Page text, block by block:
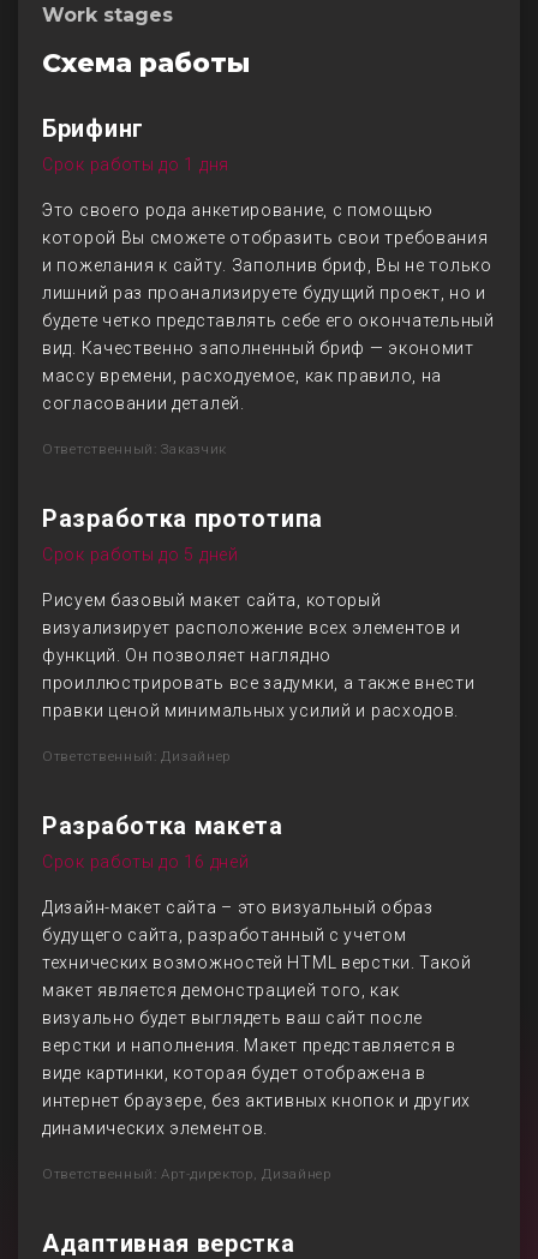
Work stages
Схема работы
Брифинг
Срок работы до 1 дня
Это своего рода анкетирование, с помощью
которой Вы сможете отобразить свои требования
и пожелания к сайту. Заполнив бриф, Вы не только
лишний раз проанализируете будущий проект, но и
будете четко представлять себе его окончательный
вид. Качественно заполненный бриф — экономит
массу времени, расходуемое, как правило, на
согласовании деталей.
Ответственный: Заказчик
Разработка прототипа
Срок работы до 5 дней
Рисуем базовый макет сайта, который
визуализирует расположение всех элементов и
функций. Он позволяет наглядно
проиллюстрировать все задумки, а также внести
правки ценой минимальных усилий и расходов.
Ответственный: Дизайнер
Разработка макета
Срок работы до 16 дней
Дизайн-макет сайта – это визуальный образ
будущего сайта, разработанный с учетом
технических возможностей HTML верстки. Такой
макет является демонстрацией того, как
визуально будет выглядеть ваш сайт после
верстки и наполнения. Макет представляется в
виде картинки, которая будет отображена в
интернет браузере, без активных кнопок и других
динамических элементов.
Ответственный: Арт-директор, Дизайнер
Адаптивная верстка